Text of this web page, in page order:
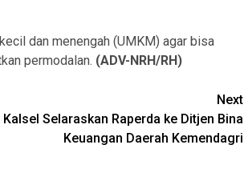
dan menengah (UMKM) agar bisa
permodalan. (ADV-NRH/RH)
Next
Kalsel Selaraskan Raperda ke Ditjen Bina
Keuangan Daerah Kemendagri